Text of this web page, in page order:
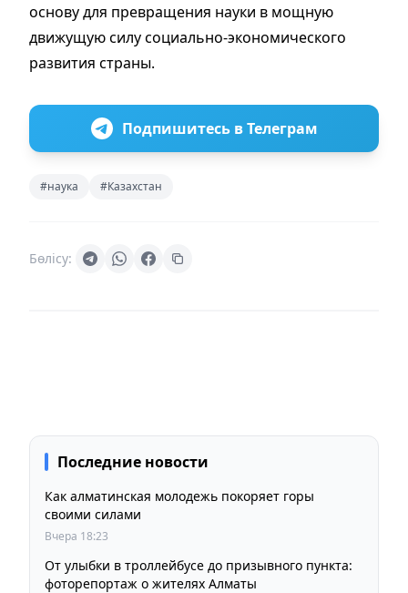
основу для превращения науки в мощную
движущую силу социально-экономического
развития страны.
Подпишитесь в Телеграм
#наука #Казахстан
Бөлісу:
Последние новости
Как алматинская молодежь покоряет горы
своими силами
Вчера 18:23
От улыбки в троллейбусе до призывного пункта:
фоторепортаж о жителях Алматы